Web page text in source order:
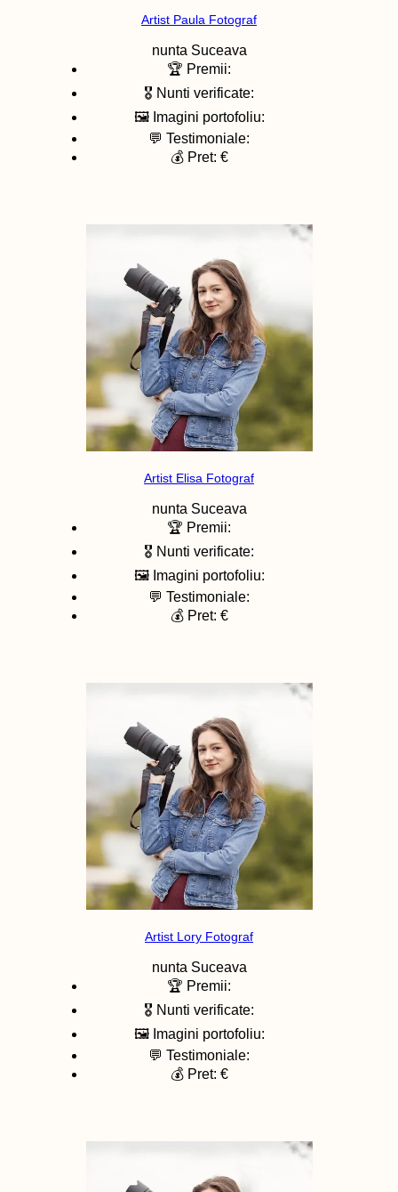
Artist Paula Fotograf
nunta Suceava
🏆 Premii:
🎖️ Nunti verificate:
🖼️ Imagini portofoliu:
💬 Testimoniale:
💰 Pret: €
Artist Elisa Fotograf
nunta Suceava
🏆 Premii:
🎖️ Nunti verificate:
🖼️ Imagini portofoliu:
💬 Testimoniale:
💰 Pret: €
Artist Lory Fotograf
nunta Suceava
🏆 Premii:
🎖️ Nunti verificate:
🖼️ Imagini portofoliu:
💬 Testimoniale:
💰 Pret: €